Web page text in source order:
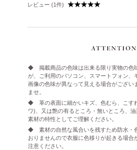
レビュー (1件)
◆ 掲載商品の色味は出来る限り実物の色
が、ご利用のパソコン、スマートフォン、
画像の色味が異なって見える場合がござい
ませ。
◆ 革の表面に細かいキズ、色むら、こす
ワ)、又は艶の有るところ・無いところ、
素材の特性としてご理解ください。
◆ 素材の自然な風合いを残すため防水・
おりませんので衣服に色移りが起きる場合
注意ください。